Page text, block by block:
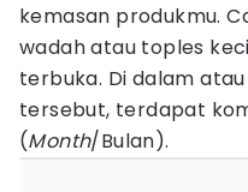
kemasan produkmu.
wadah atau toples
terbuka. Di dalam
tersebut, terdapat
(Month/Bulan).